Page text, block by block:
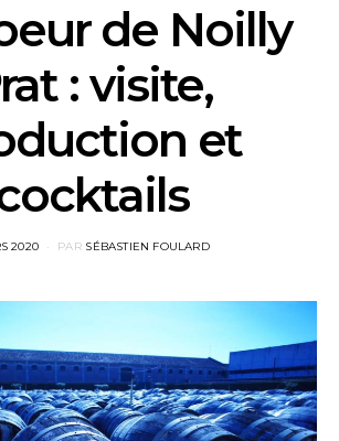
de Noilly
: visite,
et
2020 PAR SÉBASTIEN FOULARD